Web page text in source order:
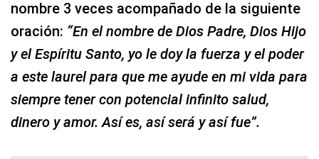
nombre 3 veces acompañado de la siguiente
oración: “En el nombre de Dios Padre, Dios Hijo
y el Espíritu Santo, yo le doy la fuerza y el poder
a este laurel para que me ayude en mi vida para
siempre tener con potencial infinito salud,
dinero y amor. Así es, así será y así fue”.